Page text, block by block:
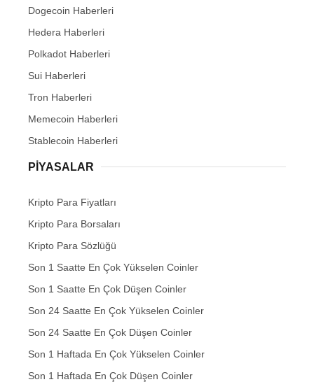
Dogecoin Haberleri
Hedera Haberleri
Polkadot Haberleri
Sui Haberleri
Tron Haberleri
Memecoin Haberleri
Stablecoin Haberleri
PIYASALAR
Kripto Para Fiyatları
Kripto Para Borsaları
Kripto Para Sözlüğü
Son 1 Saatte En Çok Yükselen Coinler
Son 1 Saatte En Çok Düşen Coinler
Son 24 Saatte En Çok Yükselen Coinler
Son 24 Saatte En Çok Düşen Coinler
Son 1 Haftada En Çok Yükselen Coinler
Son 1 Haftada En Çok Düşen Coinler